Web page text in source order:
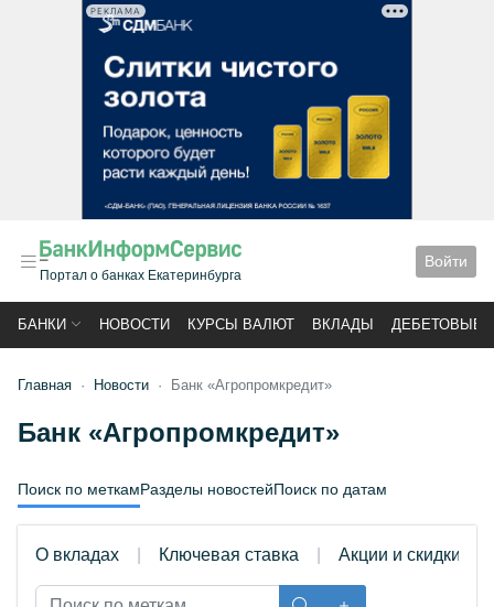
РЕКЛАМА
Портал о банках Екатеринбурга
Войти
БАНКИ НОВОСТИ КУРСЫ ВАЛЮТ ВКЛАДЫ ДЕБЕТОВЫЕ
Главная Новости Банк «Агропромкредит»
Банк «Агропромкредит»
Поиск по меткамРазделы новостейПоиск по датам
О вкладах Ключевая ставка Акции и скидки